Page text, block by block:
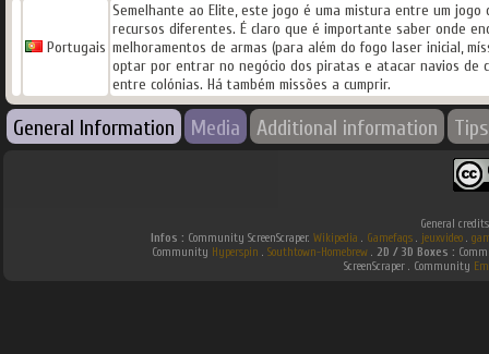
Portugais
Semelhante ao Elite, este jogo é uma mistura entre um
recursos diferentes. É claro que é importante saber onde
melhoramentos de armas (para além do fogo laser inicial,
optar por entrar no negócio dos piratas e atacar navios de
entre colónias. Há também missões a cumprir.
General Information Media Additional information Tips
General
Infos : Community ScreenScraper. Wikipedia . Gamefaqs. jeuxvideo.
Community Hyperspin . Southtown-Homebrew. 2D / 3D Boxes :
ScreenScraper . Community